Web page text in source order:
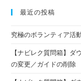
最近の投稿
究極のボランティア活
【ナビレク質問箱】
の変更／ガイドの削除